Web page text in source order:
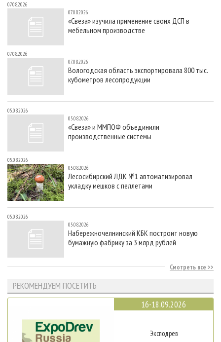
07.08.2026
07.08.2026
«Свеза» изучила применение своих ДСП в
мебельном производстве
07.08.2026
07.08.2026
Вологодская область экспортировала 800 тыс.
кубометров лесопродукции
05.08.2026
05.08.2026
«Свеза» и ММПОФ объединили
производственные системы
05.08.2026
05.08.2026
Лесосибирский ЛДК №1 автоматизировал
укладку мешков с пеллетами
05.08.2026
05.08.2026
Набережночелнинский КБК построит новую
бумажную фабрику за 3 млрд рублей
Смотреть все
РЕКОМЕНДУЕМ ПОСЕТИТЬ
16-18.09.2026
Эксподрев